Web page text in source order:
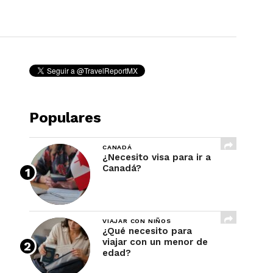
Populares
CANADÁ
¿Necesito visa para ir a
Canadá?
VIAJAR CON NIÑOS
¿Qué necesito para
viajar con un menor de
edad?